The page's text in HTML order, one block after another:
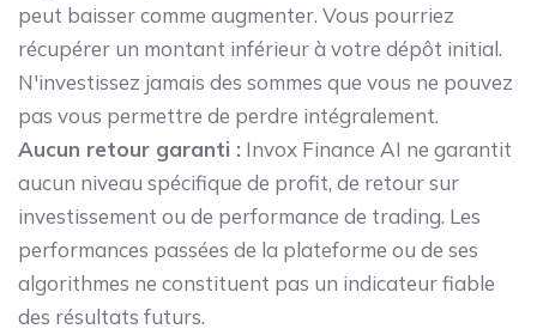
peut baisser comme augmenter. Vous pourriez
récupérer un montant inférieur à votre dépôt initial.
N'investissez jamais des sommes que vous ne pouvez
pas vous permettre de perdre intégralement.
Aucun retour garanti : Invox Finance AI ne garantit
aucun niveau spécifique de profit, de retour sur
investissement ou de performance de trading. Les
performances passées de la plateforme ou de ses
algorithmes ne constituent pas un indicateur fiable
des résultats futurs.